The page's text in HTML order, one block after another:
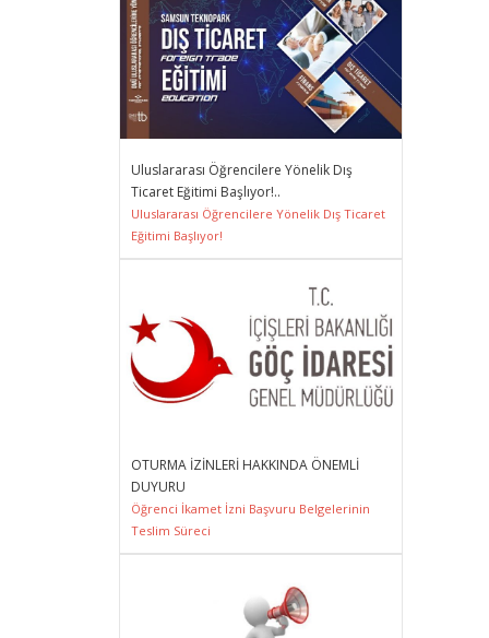
Uluslararası Öğrencilere Yönelik Dış
Ticaret Eğitimi Başlıyor!..
Uluslararası Öğrencilere Yönelik Dış Ticaret
Eğitimi Başlıyor!
OTURMA İZİNLERİ HAKKINDA ÖNEMLİ
DUYURU
Öğrenci İkamet İzni Başvuru Belgelerinin
Teslim Süreci